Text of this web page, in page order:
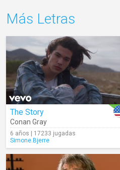
Más Letras
The Story
Conan Gray
6 años | 17233 jugadas
Simone.Bjerre